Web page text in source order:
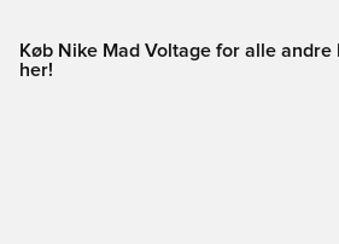
Køb Nike Mad Voltage for alle
her!